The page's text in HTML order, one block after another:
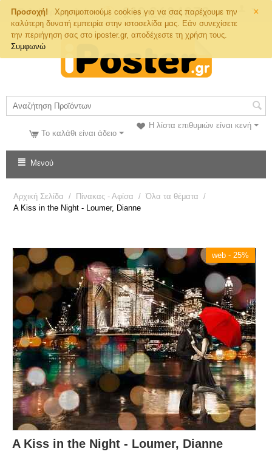
×
Προσοχή!
Χρησιμοποιούμε cookies για να σας παρέχουμε την
καλύτερη δυνατή εμπειρία στην ιστοσελίδα μας. Εάν συνεχίσετε
την περιήγηση σας στο iposter.gr, αποδέχεστε τη χρήση τους.
Συμφωνώ
Τηλ. Παραγγελιών
Η λίστα επιθυμιών είναι κενή
Το καλάθι είναι άδειο
Μενού
Αρχική Σελίδα / Πίνακας - Αφίσα / Όλα τα θέματα /
A Kiss in the Night - Loumer, Dianne
web - 25%
A Kiss in the Night - Loumer, Dianne